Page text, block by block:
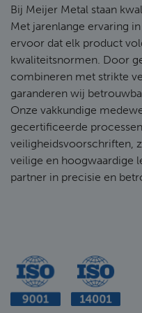
Bij Meijer Metal staan
Met jarenlange ervaring
ervoor dat elk product
kwaliteitsnormen. Door
combineren met strikte
garanderen wij
Onze vakkundige
gecertificeerde
veiligheidsvoorschriften,
veilige en hoogwaardige
partner in precisie en